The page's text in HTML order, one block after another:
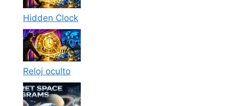
Hidden Clock
Reloj oculto